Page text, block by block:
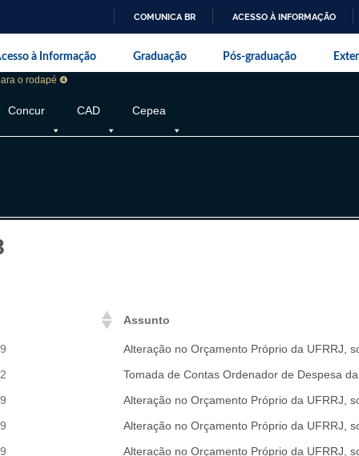
PARA
O
CONTEÚDO
COMUNICA BR ACESSO À INFORMAÇÃO
Universidade Federal Rural do Rio de
à Informação Graduação Pós-graduação
o rodapé ❹
Concur CAD Cepea
Assunto
Alteração no Orçamento Próprio da UFRRJ,
Tomada de Contas Ordenador de Despesa
Alteração no Orçamento Próprio da UFRRJ,
Alteração no Orçamento Próprio da UFRRJ,
Alteração no Orçamento Próprio da UFRRJ,